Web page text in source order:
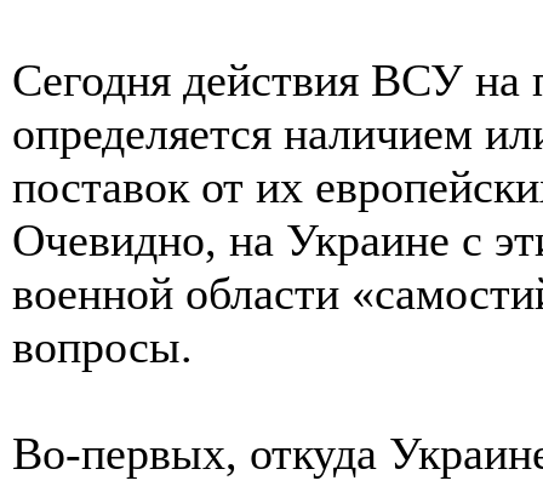
Сегодня действия ВСУ на
определяется наличием
поставок от их
Очевидно, на Украине с
военной области
вопросы.
Во-первых, откуда